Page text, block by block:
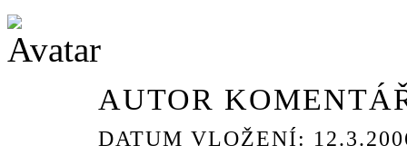
AUTOR
DATUM VLOŽENÍ: